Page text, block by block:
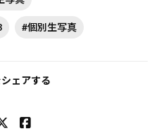
#個別生写真
ェアする